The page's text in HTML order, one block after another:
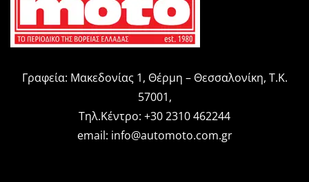
Γραφεία: Μακεδονίας 1, Θέρμη – Θεσσαλονίκη, Τ.Κ.
57001,
Τηλ.Κέντρο: +30 2310 462244
email: info@automoto.com.gr